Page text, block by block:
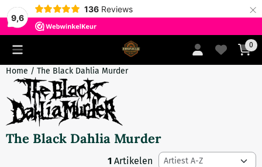
9,6
136 Reviews ×
Cookievoorkeuren zijn momenteel gesloten. 0
Home / The Black Dahlia Murder
The Black Dahlia Murder
1 Artikelen Sorteermethode